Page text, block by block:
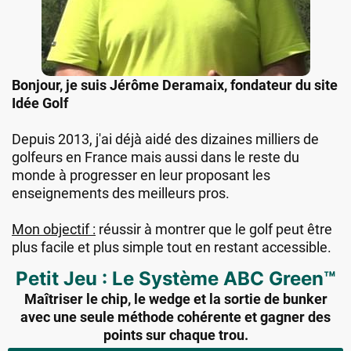
Bonjour, je suis Jérôme Deramaix, fondateur du site
Idée Golf
Depuis 2013, j'ai déjà aidé des dizaines milliers de
golfeurs en France mais aussi dans le reste du
monde à progresser en leur proposant les
enseignements des meilleurs pros.
Mon objectif : réussir à montrer que le golf peut être
plus facile et plus simple tout en restant accessible.
Petit Jeu : Le Système ABC Green™
Maîtriser le chip, le wedge et la sortie de bunker
avec une seule méthode cohérente et gagner des
points sur chaque trou.